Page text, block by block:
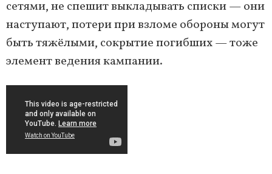
сетями, не спешит выкладывать списки — они
наступают, потери при взломе обороны могут
быть тяжёлыми, сокрытие погибших — тоже
элемент ведения кампании.